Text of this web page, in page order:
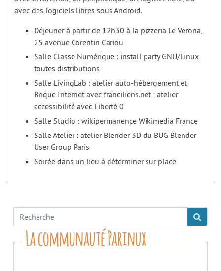
avec des logiciels libres sous Android.
Déjeuner à partir de 12h30 à la pizzeria Le Verona,
25 avenue Corentin Cariou
Salle Classe Numérique : install party GNU/Linux
toutes distributions
Salle LivingLab : atelier auto-hébergement et
Brique Internet avec franciliens.net ; atelier
accessibilité avec Liberté 0
Salle Studio : wikipermanence Wikimedia France
Salle Atelier : atelier Blender 3D du BUG Blender
User Group Paris
Soirée dans un lieu à déterminer sur place
La communauté Parinux